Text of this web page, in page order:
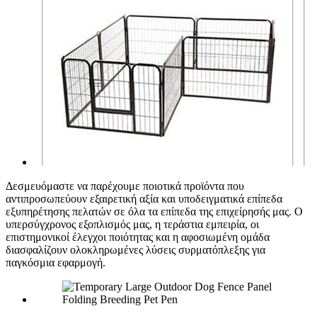
Δεσμευόμαστε να παρέχουμε ποιοτικά προϊόντα που
αντιπροσωπεύουν εξαιρετική αξία και υποδειγματικά επίπεδα
εξυπηρέτησης πελατών σε όλα τα επίπεδα της επιχείρησής μας. Ο
υπερσύγχρονος εξοπλισμός μας, η τεράστια εμπειρία, οι
επιστημονικοί έλεγχοι ποιότητας και η αφοσιωμένη ομάδα
διασφαλίζουν ολοκληρωμένες λύσεις συρματόπλεξης για
παγκόσμια εφαρμογή.